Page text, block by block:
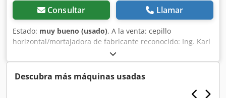
Consultar Llamar
Estado: muy bueno (usado), A la venta: cepillo
horizontal/mortajadora de fabricante reconocido: Ing. Karl
Anderle, Steyr (Austria) Máquina industrial robusta y
pesada, ideal para taller, matricería o producción. 📊 Datos
técnicos: Fabricante: Ing. Karl Anderle Tipo: 40 Año de
fabricación: 1962 Número de máquina: 948/336
Velocidades de trabajo: 30 / 60 / 90 / 180 carreras/min ⚡
Descubra más máquinas usadas